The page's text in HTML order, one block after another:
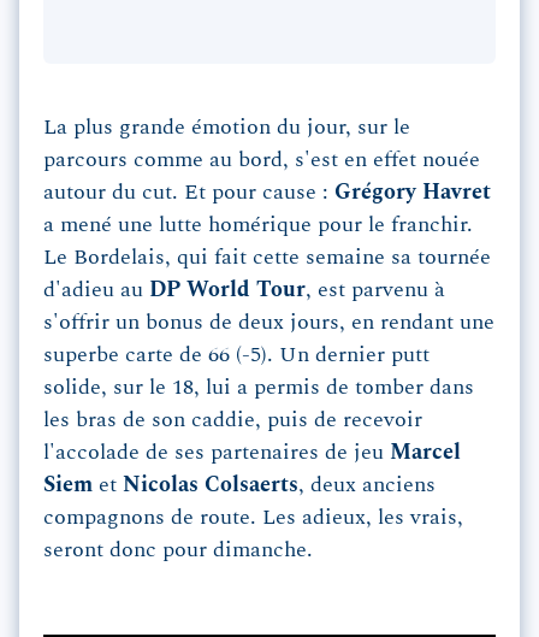
La plus grande émotion du jour, sur le
parcours comme au bord, s'est en effet nouée
autour du cut. Et pour cause : Grégory Havret
a mené une lutte homérique pour le franchir.
Le Bordelais, qui fait cette semaine sa tournée
d'adieu au DP World Tour, est parvenu à
s'offrir un bonus de deux jours, en rendant une
superbe carte de 66 (-5). Un dernier putt
solide, sur le 18, lui a permis de tomber dans
les bras de son caddie, puis de recevoir
l'accolade de ses partenaires de jeu Marcel
Siem et Nicolas Colsaerts, deux anciens
compagnons de route. Les adieux, les vrais,
seront donc pour dimanche.